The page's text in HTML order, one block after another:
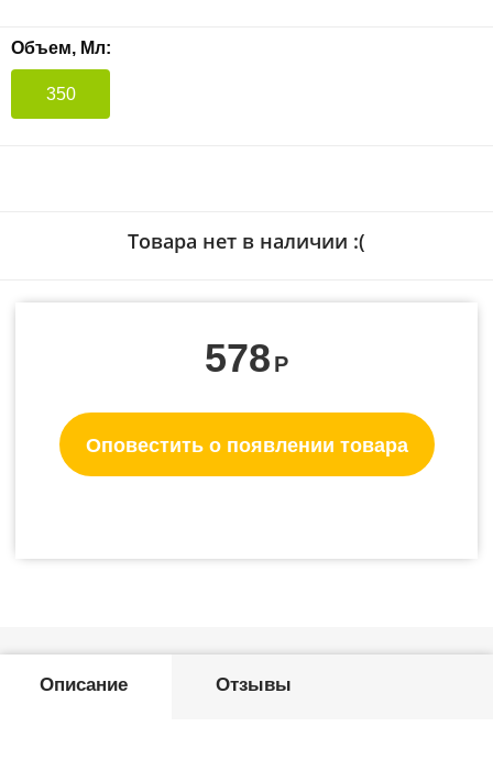
Объем, Мл:
350
Товара нет в наличии :(
578 Р
Оповестить о появлении товара
Описание Отзывы